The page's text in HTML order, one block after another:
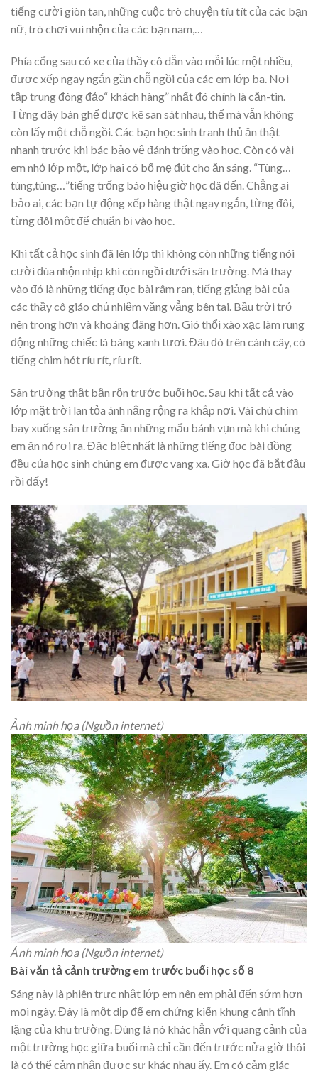
tiếng cười giòn tan, những cuộc trò chuyện tíu tít của các bạn
nữ, trò chơi vui nhộn của các bạn nam,…
Phía cổng sau có xe của thầy cô dẫn vào mỗi lúc một nhiều,
được xếp ngay ngắn gần chỗ ngồi của các em lớp ba. Nơi
tập trung đông đảo“ khách hàng” nhất đó chính là căn-tin.
Từng dãy bàn ghế được kê san sát nhau, thế mà vẫn không
còn lấy một chỗ ngồi. Các bạn học sinh tranh thủ ăn thật
nhanh trước khi bác bảo vệ đánh trống vào học. Còn có vài
em nhỏ lớp một, lớp hai có bố mẹ đút cho ăn sáng. “Tùng…
tùng,tùng…”tiếng trống báo hiệu giờ học đã đến. Chẳng ai
bảo ai, các bạn tự động xếp hàng thật ngay ngắn, từng đôi,
từng đôi một để chuẩn bị vào học.
Khi tất cả học sinh đã lên lớp thì không còn những tiếng nói
cười đùa nhộn nhịp khi còn ngồi dưới sân trường. Mà thay
vào đó là những tiếng đọc bài râm ran, tiếng giảng bài của
các thầy cô giáo chủ nhiệm văng vẳng bên tai. Bầu trời trở
nên trong hơn và khoáng đãng hơn. Gió thổi xào xạc làm rung
động những chiếc lá bàng xanh tươi. Đâu đó trên cành cây, có
tiếng chim hót ríu rít, ríu rít.
Sân trường thật bận rộn trước buổi học. Sau khi tất cả vào
lớp mặt trời lan tỏa ánh nắng rộng ra khắp nơi. Vài chú chim
bay xuống sân trường ăn những mẩu bánh vụn mà khi chúng
em ăn nó rơi ra. Đặc biệt nhất là những tiếng đọc bài đồng
đều của học sinh chúng em được vang xa. Giờ học đã bắt đầu
rồi đấy!
Ảnh minh họa (Nguồn internet)
Ảnh minh họa (Nguồn internet)
Bài văn tả cảnh trường em trước buổi học số 8
Sáng này là phiên trực nhật lớp em nên em phải đến sớm hơn
mọi ngày. Đây là một dịp để em chứng kiến khung cảnh tĩnh
lặng của khu trường. Đúng là nó khác hẳn với quang cảnh của
một trường học giữa buổi mà chỉ cần đến trước nửa giờ thôi
là có thể cảm nhận được sự khác nhau ấy. Em có cảm giác